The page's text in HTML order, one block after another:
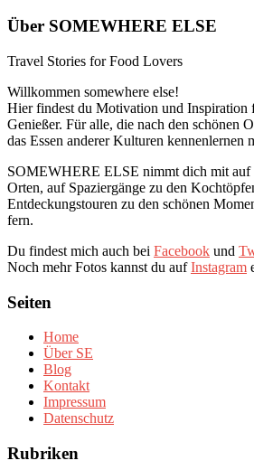
Über SOMEWHERE ELSE
Travel Stories for Food Lovers
Willkommen somewhere else!
Hier findest du Motivation und Inspiration
Genießer. Für alle, die nach den schönen
das Essen anderer Kulturen kennenlernen
SOMEWHERE ELSE nimmt dich mit auf
Orten, auf Spaziergänge zu den
Entdeckungstouren zu den schönen
fern.
Du findest mich auch bei Facebook und
Noch mehr Fotos kannst du aufInstagram
Seiten
Home
Über SE
Blog
Kontakt
Impressum
Datenschutz
Rubriken